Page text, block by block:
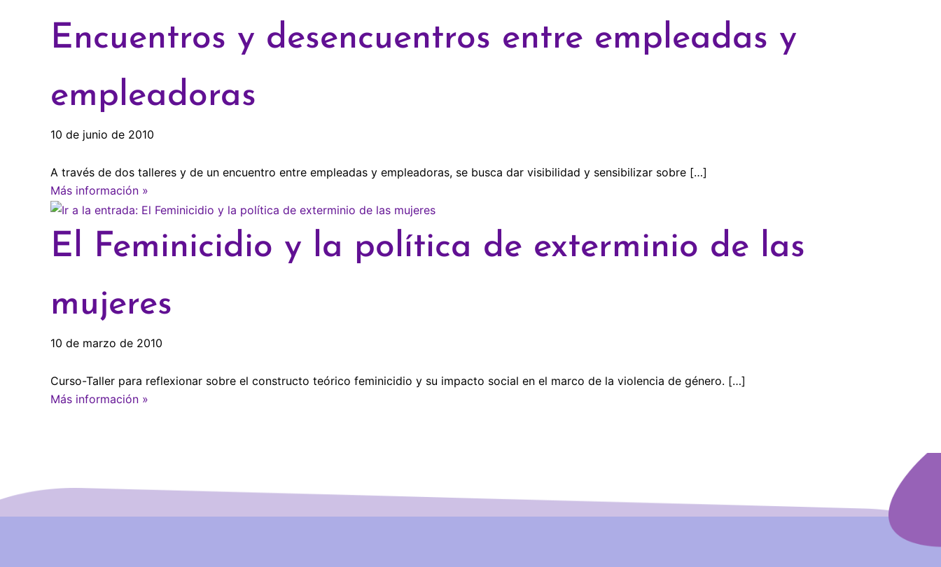
Encuentros y desencuentros entre empleadas y
empleadoras
10 de junio de 2010
A través de dos talleres y de un encuentro entre empleadas y empleadoras, se busca dar visibilidad y sensibilizar sobre […]
Más información »
El Feminicidio y la política de exterminio de las
mujeres
10 de marzo de 2010
Curso-Taller para reflexionar sobre el constructo teórico feminicidio y su impacto social en el marco de la violencia de género. […]
Más información »